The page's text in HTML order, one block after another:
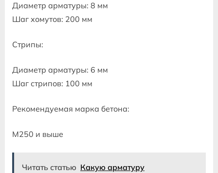
Диаметр арматуры: 8 мм
Шаг хомутов: 200 мм
Стрипы:
Диаметр арматуры: 6 мм
Шаг стрипов: 100 мм
Рекомендуемая марка бетона:
М250 и выше
Читать статью Какую арматуру